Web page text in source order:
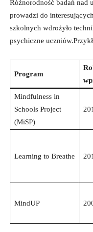
Różnorodność badań nad
prowadzi ‍do
szkolnych wdrożyło
psychiczne
Program
Mindfulness in
Schools Project​
(MiSP)
Learning to Breathe
MindUP